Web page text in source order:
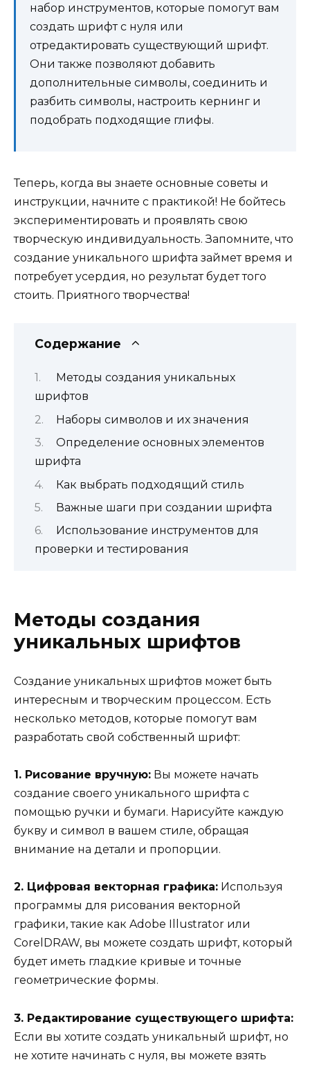
набор инструментов, которые помогут вам
создать шрифт с нуля или
отредактировать существующий шрифт.
Они также позволяют добавить
дополнительные символы, соединить и
разбить символы, настроить кернинг и
подобрать подходящие глифы.
Теперь, когда вы знаете основные советы и
инструкции, начните с практикой! Не бойтесь
экспериментировать и проявлять свою
творческую индивидуальность. Запомните, что
создание уникального шрифта займет время и
потребует усердия, но результат будет того
стоить. Приятного творчества!
Содержание
Методы создания уникальных
шрифтов
Наборы символов и их значения
Определение основных элементов
шрифта
Как выбрать подходящий стиль
Важные шаги при создании шрифта
Использование инструментов для
проверки и тестирования
Методы создания
уникальных шрифтов
Создание уникальных шрифтов может быть
интересным и творческим процессом. Есть
несколько методов, которые помогут вам
разработать свой собственный шрифт:
1. Рисование вручную: Вы можете начать
создание своего уникального шрифта с
помощью ручки и бумаги. Нарисуйте каждую
букву и символ в вашем стиле, обращая
внимание на детали и пропорции.
2. Цифровая векторная графика: Используя
программы для рисования векторной
графики, такие как Adobe Illustrator или
CorelDRAW, вы можете создать шрифт, который
будет иметь гладкие кривые и точные
геометрические формы.
3. Редактирование существующего шрифта:
Если вы хотите создать уникальный шрифт, но
не хотите начинать с нуля, вы можете взять